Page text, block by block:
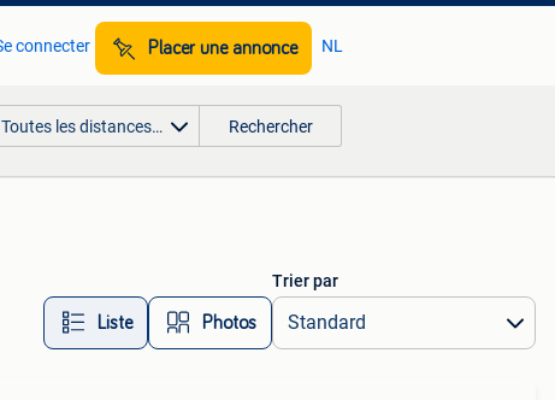
connecter Placer une annonce NL
Toutes les distances… Rechercher
Liste Photos
Trier par